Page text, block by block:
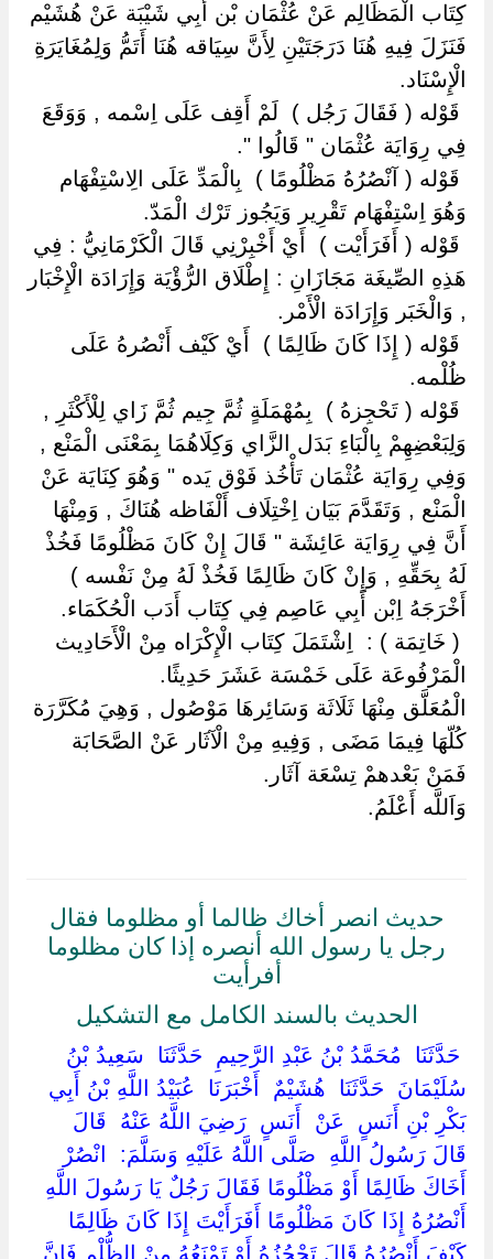
كِتَاب الْمَظَالِم عَنْ عُثْمَان بْن أَبِي شَيْبَة عَنْ هُشَيْم
فَنَزَلَ فِيهِ هُنَا دَرَجَتَيْنِ لِأَنَّ سِيَاقه هُنَا أَتَمُّ وَلِمُغَايَرَةِ
الْإِسْنَاد.
‏ ‏قَوْله ( فَقَالَ رَجُل ) ‏ ‏لَمْ أَقِف عَلَى اِسْمه , وَوَقَعَ
فِي رِوَايَة عُثْمَان " قَالُوا ".
‏ ‏قَوْله ( آنْصُرُهُ مَظْلُومًا ) ‏ ‏بِالْمَدِّ عَلَى الِاسْتِفْهَام
وَهُوَ اِسْتِفْهَام تَقْرِير وَيَجُوز تَرْك الْمَدّ.
‏ ‏قَوْله ( أَفَرَأَيْت ) ‏ ‏أَيْ أَخْبِرْنِي قَالَ الْكَرْمَانِيُّ : فِي
هَذِهِ الصِّيغَة مَجَازَانِ : إِطْلَاق الرُّؤْيَة وَإِرَادَة الْإِخْبَار
, وَالْخَبَر وَإِرَادَة الْأَمْر.
‏ ‏قَوْله ( إِذَا كَانَ ظَالِمًا ) ‏ ‏أَيْ كَيْف أَنْصُرهُ عَلَى
ظُلْمه.
‏ ‏قَوْله ( تَحْجِزهُ ) ‏ ‏بِمُهْمَلَةٍ ثُمَّ جِيم ثُمَّ زَاي لِلْأَكْثَرِ ,
وَلِبَعْضِهِمْ بِالْبَاءِ بَدَل الزَّاي وَكِلَاهُمَا بِمَعْنَى الْمَنْع ,
وَفِي رِوَايَة عُثْمَان تَأْخُذ فَوْق يَده " وَهُوَ كِنَايَة عَنْ
الْمَنْع , وَتَقَدَّمَ بَيَان اِخْتِلَاف أَلْفَاظه هُنَاكَ , وَمِنْهَا
أَنَّ فِي رِوَايَة عَائِشَة " قَالَ إِنْ كَانَ مَظْلُومًا فَخُذْ
لَهُ بِحَقِّهِ , وَإِنْ كَانَ ظَالِمًا فَخُذْ لَهُ مِنْ نَفْسه )
أَخْرَجَهُ اِبْن أَبِي عَاصِم فِي كِتَاب أَدَب الْحُكَمَاء.
‏ ‏( خَاتِمَة ) : ‏ ‏اِشْتَمَلَ كِتَاب الْإِكْرَاه مِنْ الْأَحَادِيث
الْمَرْفُوعَة عَلَى خَمْسَة عَشَرَ حَدِيثًا.
الْمُعَلَّق مِنْهَا ثَلَاثَة وَسَائِرهَا مَوْصُول , وَهِيَ مُكَرَّرَة
كُلّهَا فِيمَا مَضَى , وَفِيهِ مِنْ الْآثَار عَنْ الصَّحَابَة
فَمَنْ بَعْدهمْ تِسْعَة آثَار.
وَاَللَّه أَعْلَمُ.
حديث انصر أخاك ظالما أو مظلوما فقال
رجل يا رسول الله أنصره إذا كان مظلوما
أفرأيت
الحديث بالسند الكامل مع التشكيل
‏ ‏حَدَّثَنَا ‏ ‏مُحَمَّدُ بْنُ عَبْدِ الرَّحِيمِ ‏ ‏حَدَّثَنَا ‏ ‏سَعِيدُ بْنُ
سُلَيْمَانَ ‏ ‏حَدَّثَنَا ‏ ‏هُشَيْمٌ ‏ ‏أَخْبَرَنَا ‏ ‏عُبَيْدُ اللَّهِ بْنُ أَبِي
بَكْرِ بْنِ أَنَسٍ ‏ ‏عَنْ ‏ ‏أَنَسٍ ‏ ‏رَضِيَ اللَّهُ عَنْهُ ‏ ‏قَالَ ‏
‏قَالَ رَسُولُ اللَّهِ ‏ ‏صَلَّى اللَّهُ عَلَيْهِ وَسَلَّمَ: ‏ ‏انْصُرْ
أَخَاكَ ظَالِمًا أَوْ مَظْلُومًا فَقَالَ رَجُلٌ يَا رَسُولَ اللَّهِ
أَنْصُرُهُ إِذَا كَانَ مَظْلُومًا أَفَرَأَيْتَ إِذَا كَانَ ظَالِمًا
كَيْفَ أَنْصُرُهُ قَالَ تَحْجُزُهُ أَوْ تَمْنَعُهُ مِنْ الظُّلْمِ فَإِنَّ